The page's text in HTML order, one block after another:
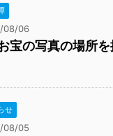
08/06
宝の写真の場所を
せ
08/05